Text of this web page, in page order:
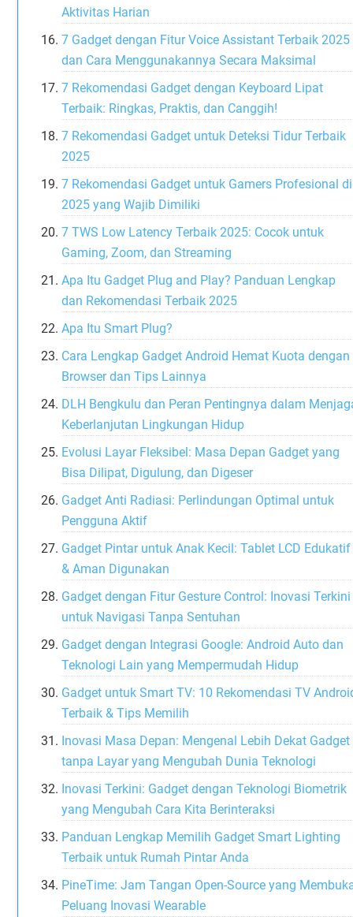
Aktivitas Harian
7 Gadget dengan Fitur Voice Assistant Terbaik 2025
dan Cara Menggunakannya Secara Maksimal
7 Rekomendasi Gadget dengan Keyboard Lipat
Terbaik: Ringkas, Praktis, dan Canggih!
7 Rekomendasi Gadget untuk Deteksi Tidur Terbaik
2025
7 Rekomendasi Gadget untuk Gamers Profesional di
2025 yang Wajib Dimiliki
7 TWS Low Latency Terbaik 2025: Cocok untuk
Gaming, Zoom, dan Streaming
Apa Itu Gadget Plug and Play? Panduan Lengkap
dan Rekomendasi Terbaik 2025
Apa Itu Smart Plug?
Cara Lengkap Gadget Android Hemat Kuota dengan
Browser dan Tips Lainnya
DLH Bengkulu dan Peran Pentingnya dalam
Keberlanjutan Lingkungan Hidup
Evolusi Layar Fleksibel: Masa Depan Gadget yang
Bisa Dilipat, Digulung, dan Digeser
Gadget Anti Radiasi: Perlindungan Optimal untuk
Pengguna Aktif
Gadget Pintar untuk Anak Kecil: Tablet LCD Edukatif
& Aman Digunakan
Gadget dengan Fitur Gesture Control: Inovasi Terkini
untuk Navigasi Tanpa Sentuhan
Gadget dengan Integrasi Google: Android Auto dan
Teknologi Lain yang Mempermudah Hidup
Gadget untuk Smart TV: 10 Rekomendasi TV
Terbaik & Tips Memilih
Inovasi Masa Depan: Mengenal Lebih Dekat Gadget
tanpa Layar yang Mengubah Dunia Teknologi
Inovasi Terkini: Gadget dengan Teknologi Biometrik
yang Mengubah Cara Kita Berinteraksi
Panduan Lengkap Memilih Gadget Smart Lighting
Terbaik untuk Rumah Pintar Anda
PineTime: Jam Tangan Open-Source yang
Peluang Inovasi Wearable